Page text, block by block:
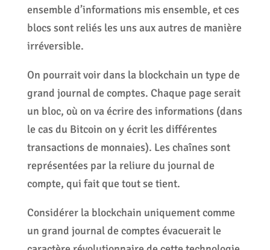
ensemble d’informations mis ensemble, et ces
blocs sont reliés les uns aux autres de manière
irréversible.
On pourrait voir dans la blockchain un type de
grand journal de comptes. Chaque page serait
un bloc, où on va écrire des informations (dans
le cas du Bitcoin on y écrit les différentes
transactions de monnaies). Les chaînes sont
représentées par la reliure du journal de
compte, qui fait que tout se tient.
Considérer la blockchain uniquement comme
un grand journal de comptes évacuerait le